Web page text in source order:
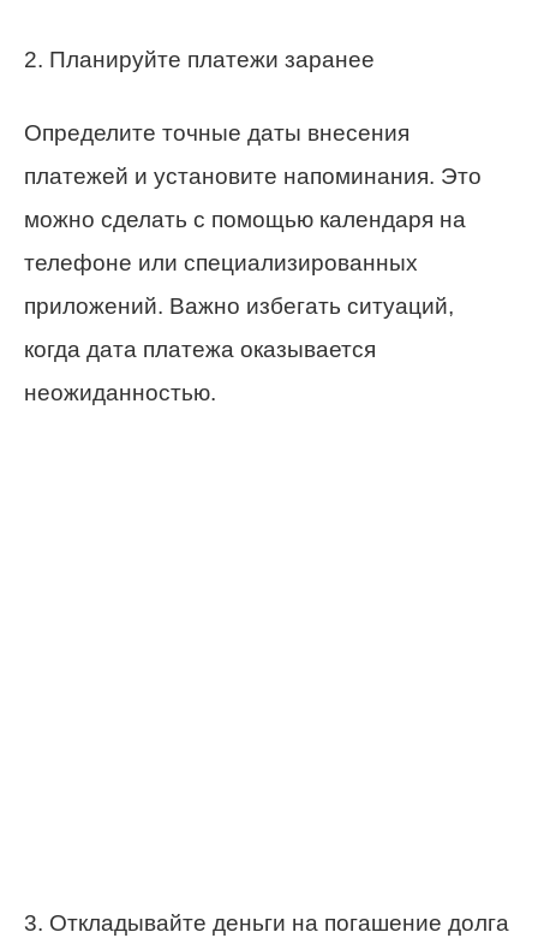
2. Планируйте платежи заранее
Определите точные даты внесения
платежей и установите напоминания. Это
можно сделать с помощью календаря на
телефоне или специализированных
приложений. Важно избегать ситуаций,
когда дата платежа оказывается
неожиданностью.
3. Откладывайте деньги на погашение долга